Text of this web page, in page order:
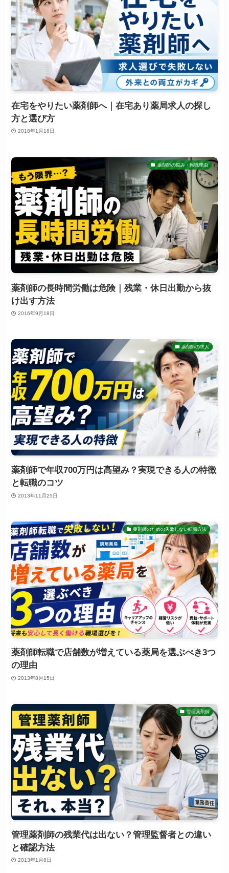
在宅をやりたい薬剤師へ｜在宅あり薬局求人の探し
方と選び方
2018年1月18日
薬剤師の悩み・転職理由
薬剤師の長時間労働は危険｜残業・休日出勤から抜
け出す方法
2016年9月18日
薬剤師の求人
薬剤師で年収700万円は高望み？実現できる人の特徴
と転職のコツ
2013年11月25日
薬剤師のための失敗しない転職方法
薬剤師転職で店舗数が増えている薬局を選ぶべき3つ
の理由
2013年8月15日
管理薬剤師
管理薬剤師の残業代は出ない？管理監督者との違い
と確認方法
2013年1月8日